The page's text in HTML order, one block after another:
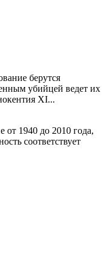
берутся
убийцей ведет их
XI...
от 1940 до 2010 года,
соответствует